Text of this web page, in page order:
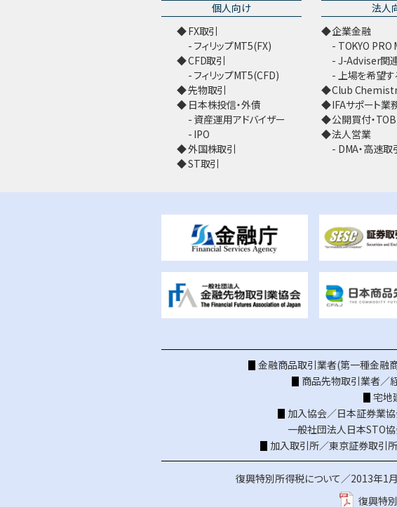
個人向け
FX取引
フィリップMT5(FX)
CFD取引
フィリップMT5(CFD)
先物取引
日本株投信・外債
資産運用アドバイザー
IPO
外国株取引
ST取引
法人
企業金融
TOKYO
J-Adviser関
上場を希望
Club
IFAサポート業
公開買付・TOB
法人営業
DMA・高速取
金融商品取引業者(第一種金融
商品先物取引業者／
宅地
加入協会／日本証券業
一般社団法人日本STO
加入取引所／東京証券取引所
復興特別所得税について／2013年1
復興特